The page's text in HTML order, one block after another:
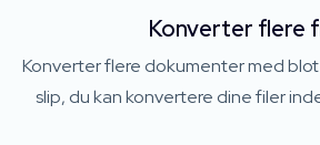
Konverter flere
Konverter flere dokumenter med
slip, du kan konvertere dine filer